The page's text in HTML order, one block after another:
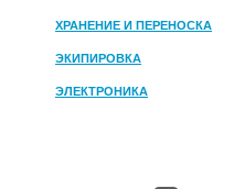
ХРАНЕНИЕ И ПЕРЕНОСКА
ЭКИПИРОВКА
ЭЛЕКТРОНИКА